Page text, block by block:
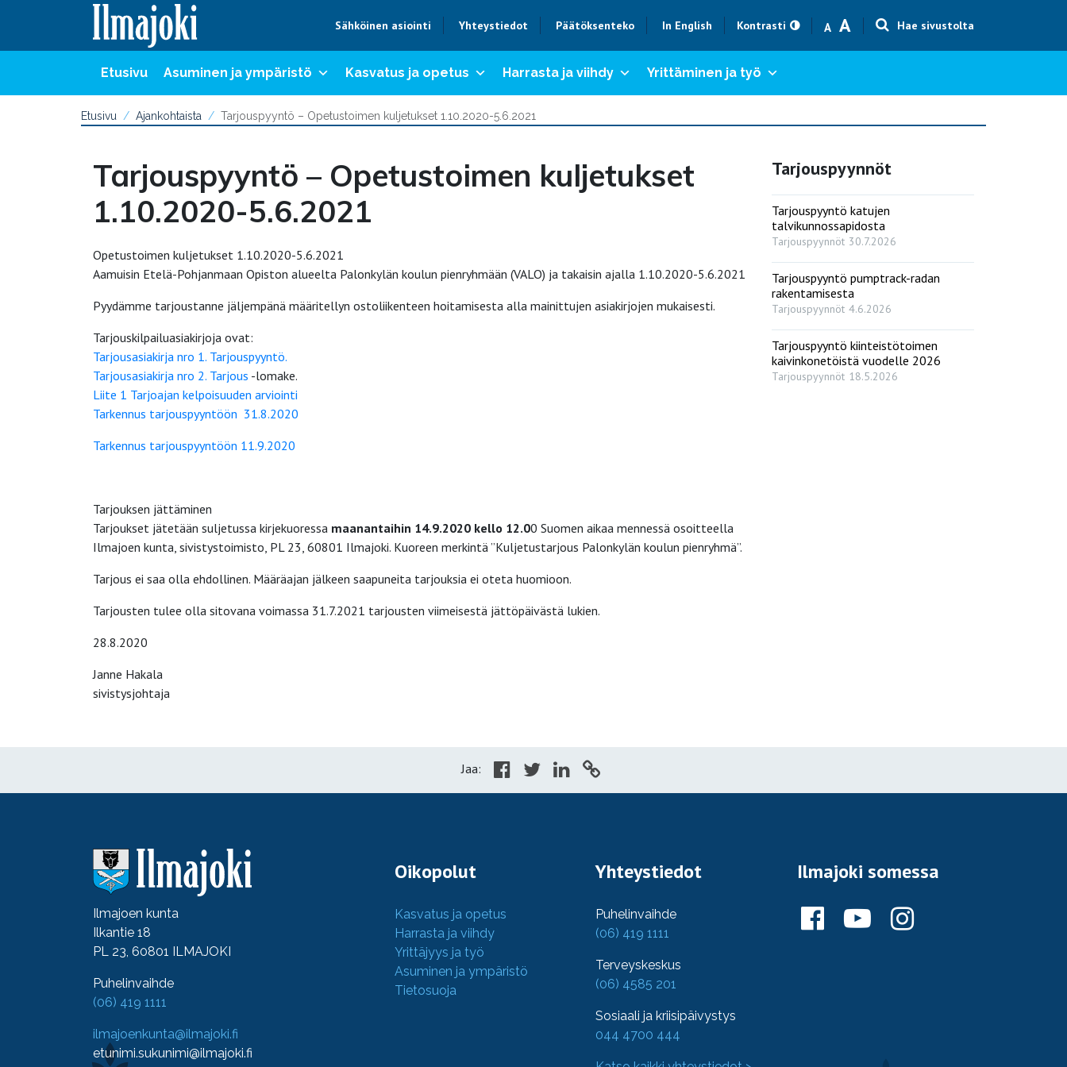
Sähköinen asiointi Yhteystiedot Päätöksenteko In English Kontrasti A
Text size smaller
AText size bigger
Hae sivustolta
Etusivu Asuminen ja ympäristö Kasvatus ja opetus Harrasta ja viihdy Yrittäminen ja työ
Etusivu Ajankohtaista Tarjouspyyntö – Opetustoimen kuljetukset 1.10.2020-5.6.2021
Tarjouspyyntö – Opetustoimen kuljetukset
1.10.2020-5.6.2021
Opetustoimen kuljetukset 1.10.2020-5.6.2021
Aamuisin Etelä-Pohjanmaan Opiston alueelta Palonkylän koulun pienryhmään (VALO) ja takaisin ajalla 1.10.2020-5.6.2021
Pyydämme tarjoustanne jäljempänä määritellyn ostoliikenteen hoitamisesta alla mainittujen asiakirjojen mukaisesti.
Tarjouskilpailuasiakirjoja ovat:
Tarjousasiakirja nro 1. Tarjouspyyntö.
Tarjousasiakirja nro 2. Tarjous -lomake.
Liite 1 Tarjoajan kelpoisuuden arviointi
Tarkennus tarjouspyyntöön 31.8.2020
Tarkennus tarjouspyyntöön 11.9.2020
Tarjouksen jättäminen
Tarjoukset jätetään suljetussa kirjekuoressa maanantaihin 14.9.2020 kello 12.00 Suomen aikaa mennessä osoitteella
Ilmajoen kunta, sivistystoimisto, PL 23, 60801 Ilmajoki. Kuoreen merkintä ”Kuljetustarjous Palonkylän koulun pienryhmä”.
Tarjous ei saa olla ehdollinen. Määräajan jälkeen saapuneita tarjouksia ei oteta huomioon.
Tarjousten tulee olla sitovana voimassa 31.7.2021 tarjousten viimeisestä jättöpäivästä lukien.
28.8.2020
Janne Hakala
sivistysjohtaja
Tarjouspyynnöt
Tarjouspyyntö katujen
talvikunnossapidosta
Tarjouspyynnöt 30.7.2026
Tarjouspyyntö pumptrack-radan
rakentamisesta
Tarjouspyynnöt 4.6.2026
Tarjouspyyntö kiinteistötoimen
kaivinkonetöistä vuodelle 2026
Tarjouspyynnöt 18.5.2026
Jaa:
Ilmajoen kunta
Ilkantie 18
PL 23, 60801 ILMAJOKI
Puhelinvaihde
(06) 419 1111
ilmajoenkunta@ilmajoki.fi
etunimi.sukunimi@ilmajoki.fi
Oikopolut
Kasvatus ja opetus
Harrasta ja viihdy
Yrittäjyys ja työ
Asuminen ja ympäristö
Tietosuoja
Yhteystiedot
Puhelinvaihde
(06) 419 1111
Terveyskeskus
(06) 4585 201
Sosiaali ja kriisipäivystys
044 4700 444
Ilmajoki somessa